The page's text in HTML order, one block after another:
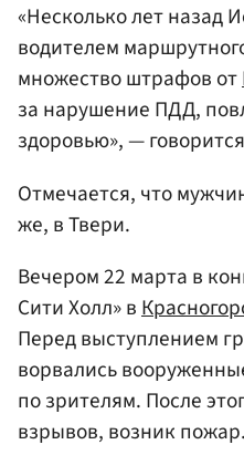
«Несколько лет назад
водителем
множество штрафов от
за нарушение ПДД,
здоровью», —
Отмечается, что
же, в Твери.
Вечером 22 марта в
Сити Холл» в
Перед выступлением
ворвались
по зрителям. После
взрывов, возник пожар.